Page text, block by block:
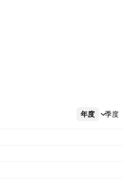
年度 季度
更多